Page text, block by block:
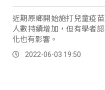
近期原鄉開始施打兒童疫
人數持續增加，但有學者
化也有影響。
2022-06-03 19:50